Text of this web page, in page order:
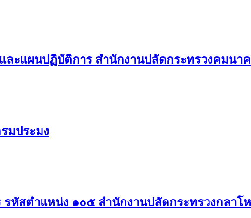
ละแผนปฏิบัติการ สำนักงานปลัดกระทรวงคมนา
มประมง
หัสตำแหน่ง ๑๐๕ สำนักงานปลัดกระทรวงกลาโ